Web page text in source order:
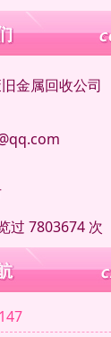
金属回收公司
过 7803674 次
147